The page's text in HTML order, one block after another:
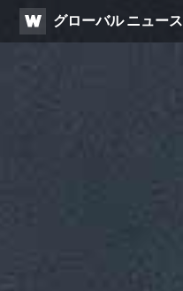
WATVグローバル ニュース